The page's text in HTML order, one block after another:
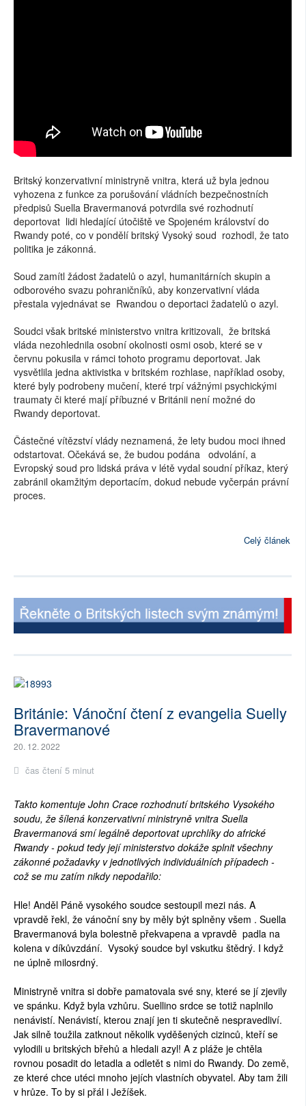
Britský konzervativní ministryně vnitra, která už byla jednou
vyhozena z funkce za porušování vládních bezpečnostních
předpisů Suella Bravermanová potvrdila své rozhodnutí
deportovat lidi hledající útočiště ve Spojeném království do
Rwandy poté, co v pondělí britský Vysoký soud rozhodl, že tato
politika je zákonná.
Soud zamítl žádost žadatelů o azyl, humanitárních skupin a
odborového svazu pohraničníků, aby konzervativní vláda
přestala vyjednávat se Rwandou o deportaci žadatelů o azyl.
Soudci však britské ministerstvo vnitra kritizovali, že britská
vláda nezohlednila osobní okolnosti osmi osob, které se v
červnu pokusila v rámci tohoto programu deportovat. Jak
vysvětlila jedna aktivistka v britském rozhlase, například osoby,
které byly podrobeny mučení, které trpí vážnými psychickými
traumaty či které mají příbuzné v Británii není možné do
Rwandy deportovat.
Částečné vítězství vlády neznamená, že lety budou moci ihned
odstartovat. Očekává se, že budou podána odvolání, a
Evropský soud pro lidská práva v létě vydal soudní příkaz, který
zabránil okamžitým deportacím, dokud nebude vyčerpán právní
proces.
Celý článek
Británie: Vánoční čtení z evangelia Suelly
Bravermanové
20. 12. 2022
čas čtení 5 minut
Takto komentuje John Crace rozhodnutí britského Vysokého
soudu, že šílená konzervativní ministryně vnitra Suella
Bravermanová smí legálně deportovat uprchlíky do africké
Rwandy - pokud tedy její ministerstvo dokáže splnit všechny
zákonné požadavky v jednotlivých individuálních případech -
což se mu zatím nikdy nepodařilo:
Hle! Anděl Páně vysokého soudce sestoupil mezi nás. A
vpravdě řekl, že vánoční sny by měly být splněny všem . Suella
Bravermanová byla bolestně překvapena a vpravdě padla na
kolena v díkůvzdání. Vysoký soudce byl vskutku štědrý. I když
ne úplně milosrdný.
Ministryně vnitra si dobře pamatovala své sny, které se jí zjevily
ve spánku. Když byla vzhůru. Suellino srdce se totiž naplnilo
nenávistí. Nenávistí, kterou znají jen ti skutečně nespravedliví.
Jak silně toužila zatknout několik vyděšených cizinců, kteří se
vylodili u britských břehů a hledali azyl! A z pláže je chtěla
rovnou posadit do letadla a odletět s nimi do Rwandy. Do země,
ze které chce utéci mnoho jejích vlastních obyvatel. Aby tam žili
v hrůze. To by si přál i Ježíšek.